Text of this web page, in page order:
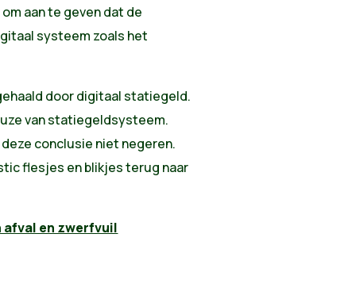
aan te geven dat de
systeem zoals het
door digitaal statiegeld.
van statiegeldsysteem.
conclusie niet negeren.
flesjes en blikjes terug naar
afval en zwerfvuil